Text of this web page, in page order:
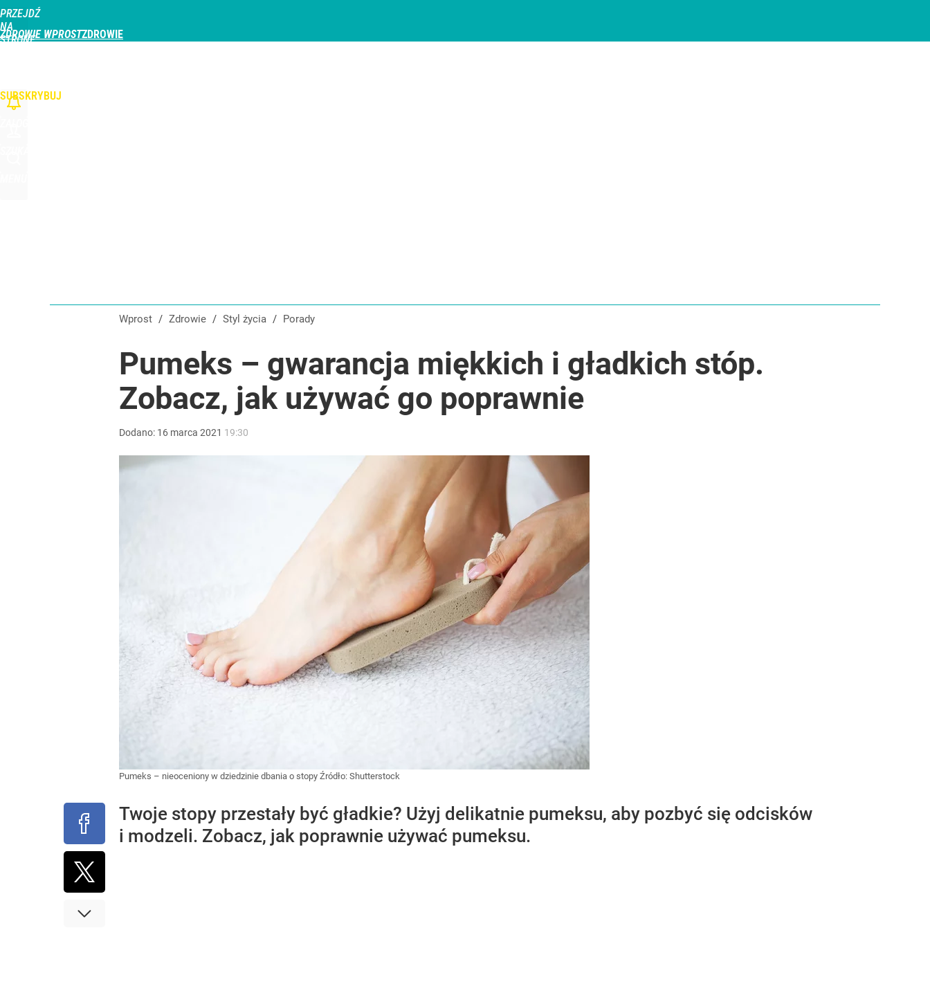
PRZEJDŹ
NA
STRONĘ
ZDROWIE WPROST
SUBSKRYBUJ
Wprost / Zdrowie / Styl życia / Porady
Pumeks – gwarancja miękkich i gładkich stóp.
Zobacz, jak używać go poprawnie
Dodano: 16 marca 2021 19:30
Pumeks – nieoceniony w dziedzinie dbania o stopy Źródło: Shutterstock
Twoje stopy przestały być gładkie? Użyj delikatnie pumeksu, aby pozbyć się odcisków
i modzeli. Zobacz, jak poprawnie używać pumeksu.